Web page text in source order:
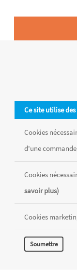
Ce site utilise
Cookies
d'une
Cookies
savoir plus)
Cookies
Soumettre
Tous les produits sont
chaque magasin,
MENTIONS